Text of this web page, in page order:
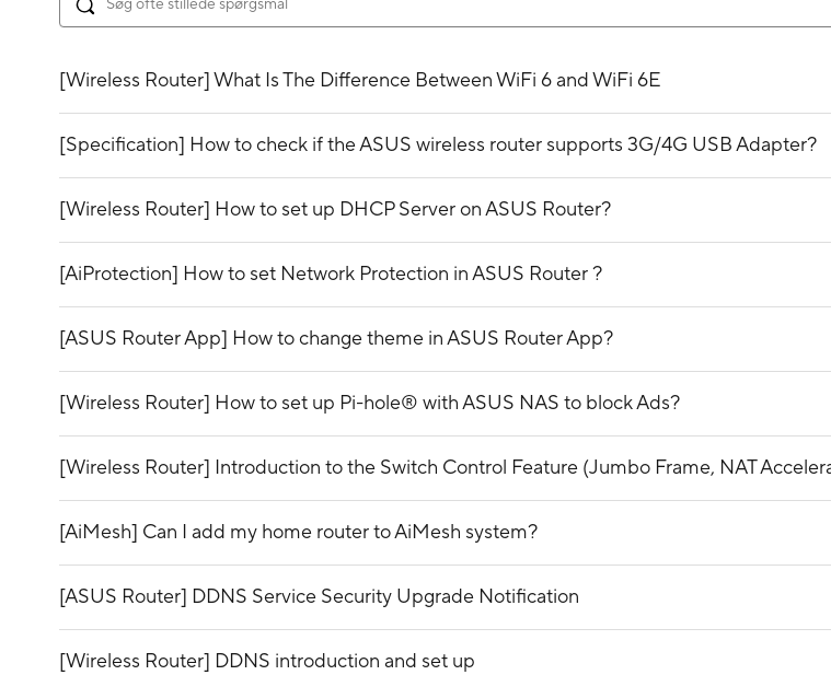
[Wireless Router] What Is The Difference Between WiFi 6 and WiFi 6E
[Specification] How to check if the ASUS wireless router supports 3G/4G USB Adapter?
[Wireless Router] How to set up DHCP Server on ASUS Router?
[AiProtection] How to set Network Protection in ASUS Router ?
[ASUS Router App] How to change theme in ASUS Router App?
[Wireless Router] How to set up Pi-hole® with ASUS NAS to block Ads?
[Wireless Router] Introduction to the Switch Control Feature (Jumbo Frame, NAT
[AiMesh] Can I add my home router to AiMesh system?
[ASUS Router] DDNS Service Security Upgrade Notification
[Wireless Router] DDNS introduction and set up